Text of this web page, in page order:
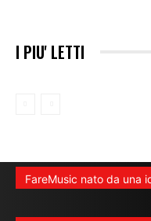
I PIU' LETTI
FareMusic nato da una